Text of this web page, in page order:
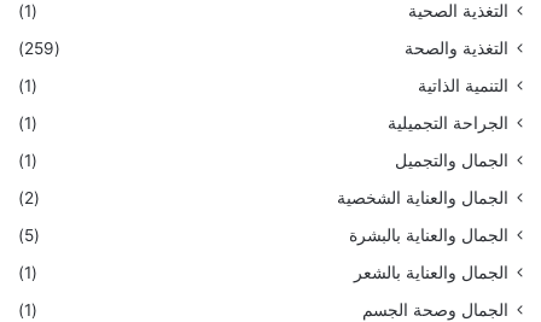
التغذية الصحية
(1)
التغذية والصحة
(259)
التنمية الذاتية
(1)
الجراحة التجميلية
(1)
الجمال والتجميل
(1)
الجمال والعناية الشخصية
(2)
الجمال والعناية بالبشرة
(5)
الجمال والعناية بالشعر
(1)
الجمال وصحة الجسم
(1)